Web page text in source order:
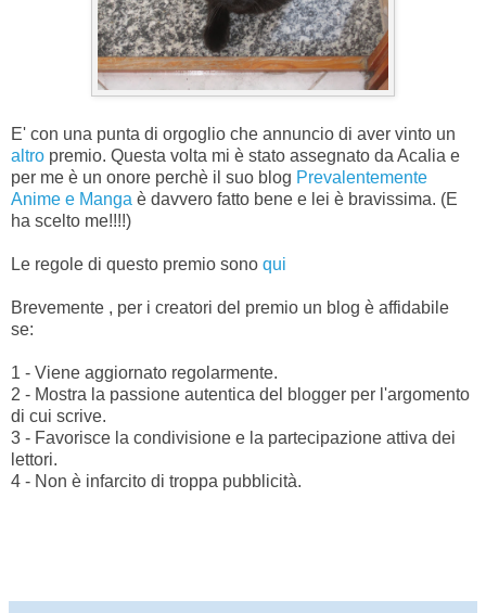
E' con una punta di orgoglio che annuncio di aver vinto un
altro premio. Questa volta mi è stato assegnato da Acalia e
per me è un onore perchè il suo blog Prevalentemente
Anime e Manga è davvero fatto bene e lei è bravissima. (E
ha scelto me!!!!)
Le regole di questo premio sono qui
Brevemente , per i creatori del premio un blog è affidabile
se:
1 - Viene aggiornato regolarmente.
2 - Mostra la passione autentica del blogger per l'argomento
di cui scrive.
3 - Favorisce la condivisione e la partecipazione attiva dei
lettori.
4 - Non è infarcito di troppa pubblicità.